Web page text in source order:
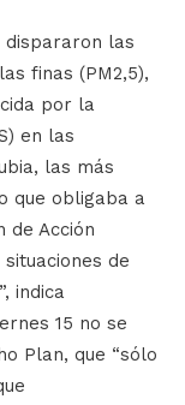
dispararon las
finas (PM2,5),
por la
en las
las más
que obligaba a
de Acción
de
indica
15 no se
Plan, que “sólo